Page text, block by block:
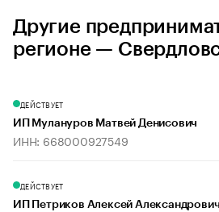
Другие
регионе —
ДЕЙСТВУЕТ
ИП Мулануров Матвей Денисович
ИНН: 668000927549
ДЕЙСТВУЕТ
ИП Петриков Алексей Александрович